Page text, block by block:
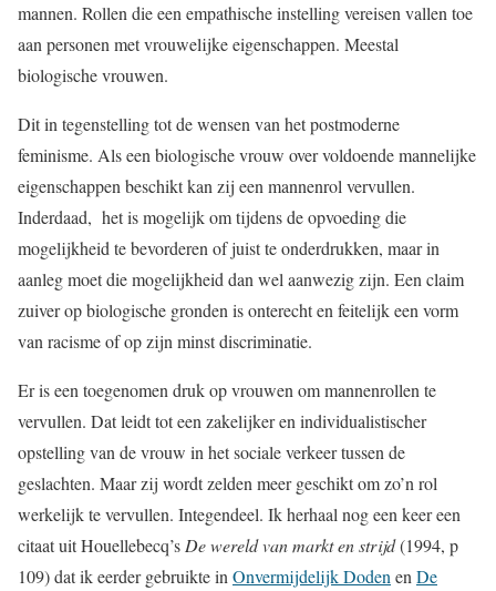
mannen. Rollen die een empathische instelling vereisen vallen toe
aan personen met vrouwelijke eigenschappen. Meestal
biologische vrouwen.
Dit in tegenstelling tot de wensen van het postmoderne
feminisme. Als een biologische vrouw over voldoende mannelijke
eigenschappen beschikt kan zij een mannenrol vervullen.
Inderdaad, het is mogelijk om tijdens de opvoeding die
mogelijkheid te bevorderen of juist te onderdrukken, maar in
aanleg moet die mogelijkheid dan wel aanwezig zijn. Een claim
zuiver op biologische gronden is onterecht en feitelijk een vorm
van racisme of op zijn minst discriminatie.
Er is een toegenomen druk op vrouwen om mannenrollen te
vervullen. Dat leidt tot een zakelijker en individualistischer
opstelling van de vrouw in het sociale verkeer tussen de
geslachten. Maar zij wordt zelden meer geschikt om zo’n rol
werkelijk te vervullen. Integendeel. Ik herhaal nog een keer een
citaat uit Houellebecq’s De wereld van markt en strijd(1994, p
109) dat ik eerder gebruikte in Onvermijdelijk Doden en De